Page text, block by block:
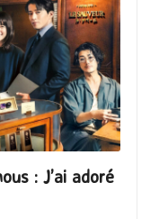
: J’ai adoré